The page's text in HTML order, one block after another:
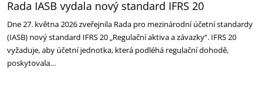
Rada IASB vydala nový standard IFRS 20
Dne 27. května 2026 zveřejnila Rada pro mezinárodní účetní standardy
(IASB) nový standard IFRS 20 „Regulační aktiva a závazky“. IFRS 20
vyžaduje, aby účetní jednotka, která podléhá regulační dohodě,
poskytovala…